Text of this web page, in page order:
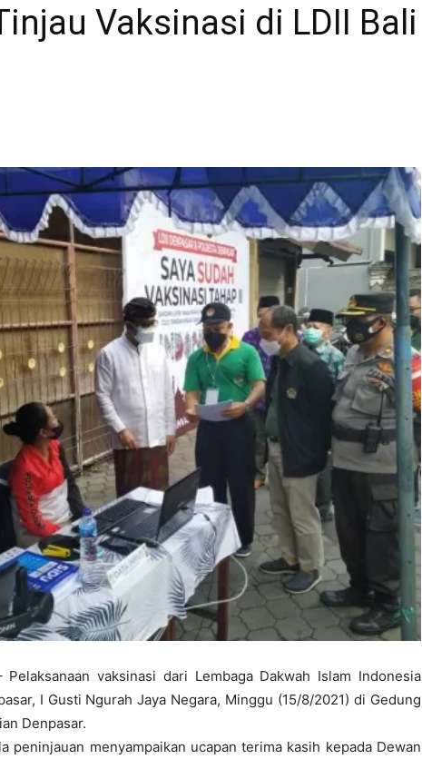
Vaksinasi di LDII Bali
vaksinasi dari Lembaga Dakwah Islam Indonesia
I Gusti Ngurah Jaya Negara, Minggu (15/8/2021) di Gedung
Denpasar.
peninjauan menyampaikan ucapan terima kasih kepada Dewan